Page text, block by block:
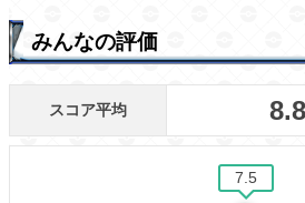
みんなの評価